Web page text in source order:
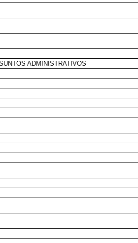
ADMINISTRATIVOS